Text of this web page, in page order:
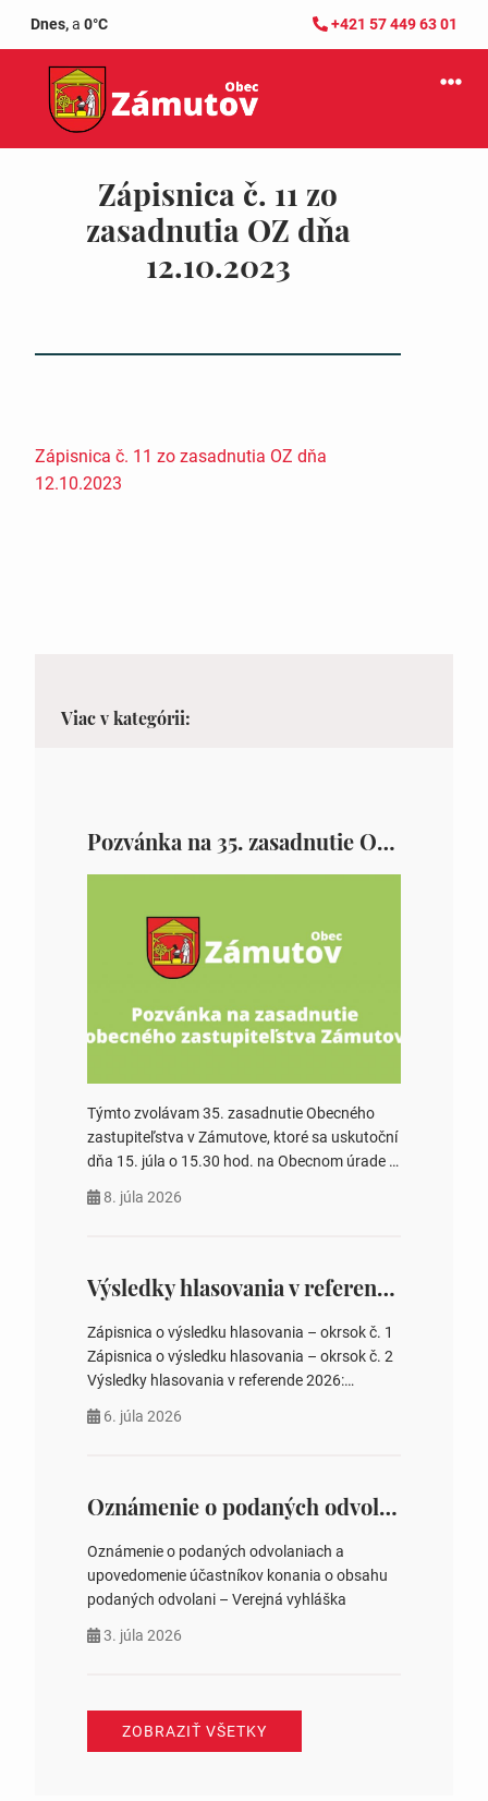
Dnes,a 0°C +421 57 449 63 01
Zápisnica č. 11 zo
zasadnutia OZ dňa
12.10.2023
Zápisnica č. 11 zo zasadnutia OZ dňa
12.10.2023
Viac v kategórii:
Pozvánka na 35. zasadnutie OZ v Zámutove
Týmto zvolávam 35. zasadnutie Obecného
zastupiteľstva v Zámutove, ktoré sa uskutoční
dňa 15. júla o 15.30 hod. na Obecnom úrade v
rokovania 2. Schválenie návrhovej komisie a
zastupiteľstiev, počtu poslancov obecných
zastupiteľstiev v nich 4. Schválenie odpredaja
obecného pozemku –…
8. júla 2026
Výsledky hlasovania v referende 2026
Zápisnica o výsledku hlasovania – okrsok č. 1
Zápisnica o výsledku hlasovania – okrsok č. 2
Výsledky hlasovania v referende 2026:
na hlasovaní https://www.volbysr.sk/…
6. júla 2026
Oznámenie o podaných odvolaniach a upovedomenie účastníkov konania o obsahu podaných odvolani – Verejná vyhláška
Oznámenie o podaných odvolaniach a
upovedomenie účastníkov konania o obsahu
podaných odvolani – Verejná vyhláška
3. júla 2026
ZOBRAZIŤ VŠETKY